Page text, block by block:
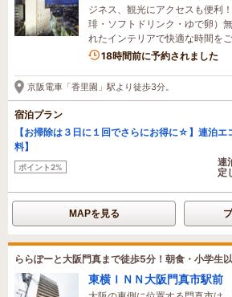
ジネス、観光にアクセスも便利
琲・ソフトドリンク・ゆで卵）
れたインテリアで快適な時間を
18時間前に予約されました
京阪電車「香里園」駅より徒歩3分。
宿泊プラン
【お掃除は３日に１回でさらにお得に☆】連泊エ
料】
ポイント2%
連
定
MAPを見る
ららぽーと大阪門真まで徒歩5分！朝食・小学生
東横ＩＮＮ大阪門真市駅前